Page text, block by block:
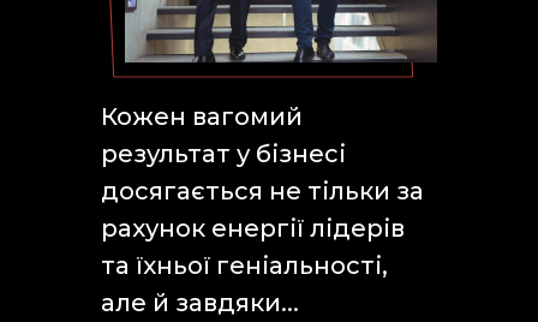
Кожен вагомий
результат у бізнесі
досягається не тільки за
рахунок енергії лідерів
та їхньої геніальності,
але й завдяки...